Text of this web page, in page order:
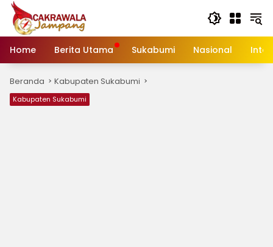
Langsung
konten
Home
Berita Utama Sukabumi Nasional
Beranda Kabupaten Sukabumi
Kabupaten Sukabumi